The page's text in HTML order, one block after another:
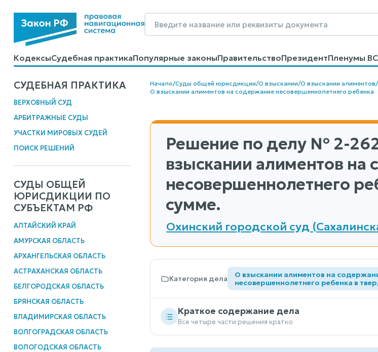
КодексыСудебная практикаПопулярные законыПравительствоПрезидентПленумы ВС
КалькуляторыСправочные материалыОбразцы договоровКонтактыПомощьПоиск
СУДЕБНАЯ ПРАКТИКА
ВЕРХОВНЫЙ СУД
АРБИТРАЖНЫЕ СУДЫ
УЧАСТКИ МИРОВЫХ СУДЕЙ
ПОИСК РЕШЕНИЙ
СУДЫ ОБЩЕЙ
ЮРИСДИКЦИИ ПО
СУБЪЕКТАМ РФ
АЛТАЙСКИЙ КРАЙ
АМУРСКАЯ ОБЛАСТЬ
АРХАНГЕЛЬСКАЯ ОБЛАСТЬ
АСТРАХАНСКАЯ ОБЛАСТЬ
БЕЛГОРОДСКАЯ ОБЛАСТЬ
БРЯНСКАЯ ОБЛАСТЬ
ВЛАДИМИРСКАЯ ОБЛАСТЬ
ВОЛГОГРАДСКАЯ ОБЛАСТЬ
ВОЛОГОДСКАЯ ОБЛАСТЬ
Начало/Суды общей юрисдикции/О взыскании/О взыскании алиментов/
О взыскании алиментов на содержание несовершеннолетнего ребенка
Решение по делу № 2-
взыскании алиментов на
несовершеннолетнего
сумме.
Охинский городской суд
Категория дела
О взыскании алиментов на
несовершеннолетнего ребенка в
Краткое содержание дела
Все четыре части решения кратко